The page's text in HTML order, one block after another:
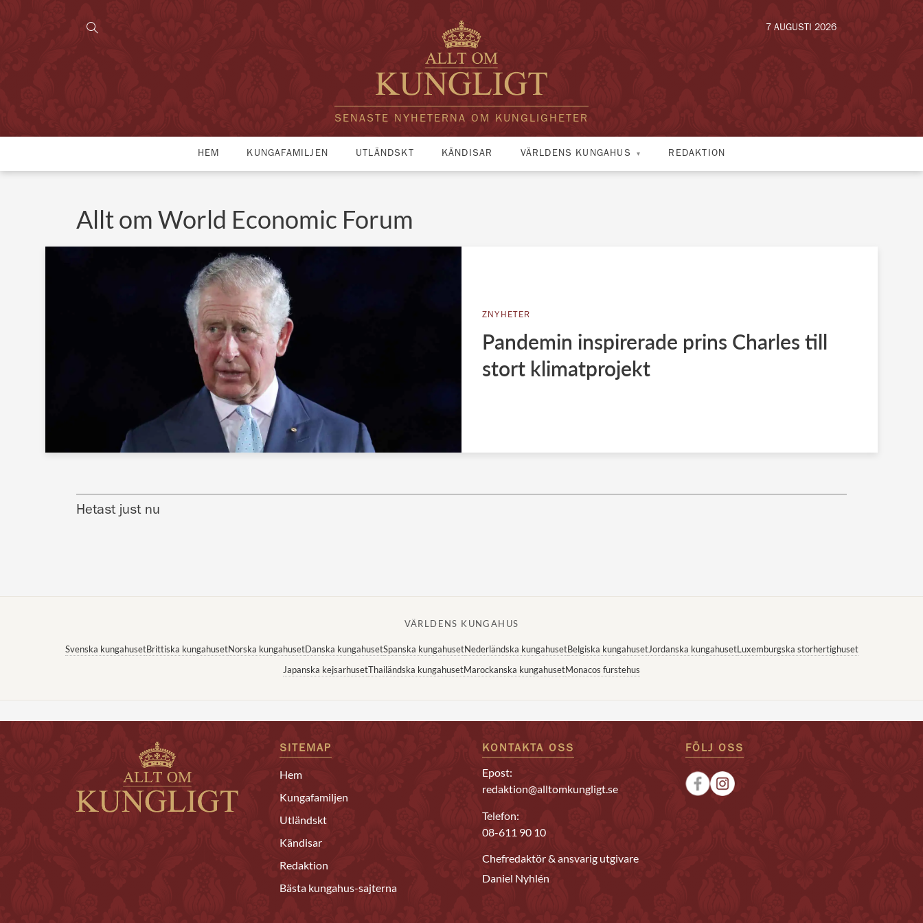
SENASTE NYHETERNA OM KUNGLIGHETER
7 AUGUSTI 2026
HEM KUNGAFAMILJEN UTLÄNDSKT KÄNDISAR VÄRLDENS KUNGAHUS REDAKTION
Allt om World Economic Forum
ZNYHETER
Pandemin inspirerade prins Charles till
stort klimatprojekt
Hetast just nu
VÄRLDENS KUNGAHUS
Svenska kungahusetBrittiska kungahusetNorska kungahusetDanska kungahusetSpanska kungahusetNederländska kungahusetBelgiska kungahusetJordanska kungahusetLuxemburgska storhertighuset
Japanska kejsarhusetThailändska kungahusetMarockanska kungahusetMonacos furstehus
SITEMAP
Hem
Kungafamiljen
Utländskt
Kändisar
Redaktion
Bästa kungahus-sajterna
KONTAKTA OSS
Epost:
redaktion@alltomkungligt.se
Telefon:
08-611 90 10
Chefredaktör & ansvarig utgivare
Daniel Nyhlén
FÖLJ OSS